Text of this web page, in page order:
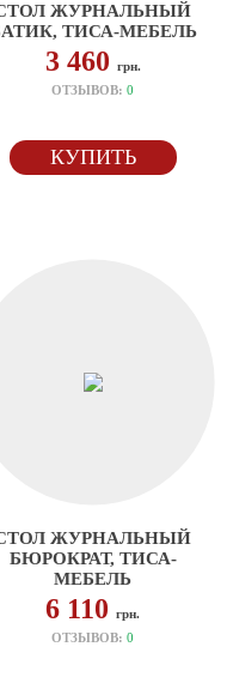
ЖУРНАЛЬНЫЙ
ТИСА-МЕБЕЛЬ
3 460 грн.
ОТЗЫВОВ:0
КУПИТЬ
ЖУРНАЛЬНЫЙ
БЮРОКРАТ, ТИСА-
МЕБЕЛЬ
6 110грн.
ОТЗЫВОВ:0